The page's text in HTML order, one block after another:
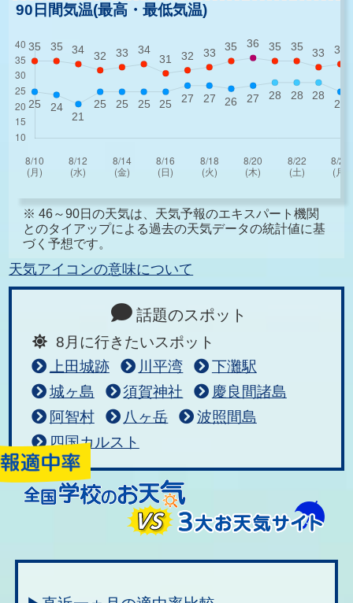
90日間気温(最高・最低気温)
※ 46～90日の天気は、天気予報のエキスパート機関
とのタイアップによる過去の天気データの統計値に基
づく予想です。
天気アイコンの意味について
話題のスポット
8月に行きたいスポット
上田城跡
川平湾
下灘駅
城ヶ島
須賀神社
慶良間諸島
阿智村
八ヶ岳
波照間島
四国カルスト